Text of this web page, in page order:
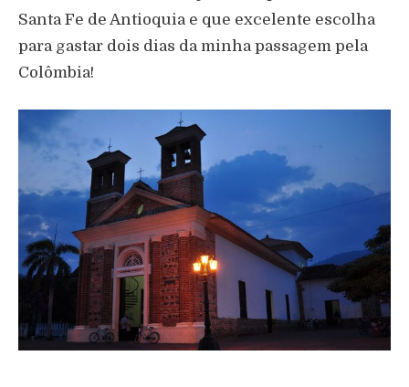
Santa Fe de Antioquia e que excelente escolha
para gastar dois dias da minha passagem pela
Colômbia!